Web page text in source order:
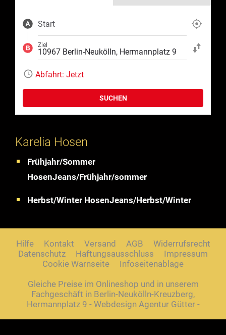
Start
Ziel
Start und Ziel
Abfahrt: Jetzt
SUCHEN
Karelia Hosen
Frühjahr/Sommer
HosenJeans/Frühjahr/sommer
Herbst/Winter HosenJeans/Herbst/Winter
Hilfe Kontakt Versand AGB
Widerrufsrecht
Datenschutz
Haftungsausschluss
Impressum
Cookie Warnseite
Infoseitenablage
Gleiche Preise im Onlineshop und in unserem
Fachgeschäft in Berlin-Neukölln-Kreuzberg,
Hermannplatz 9 - Webdesign Agentur Gütter -